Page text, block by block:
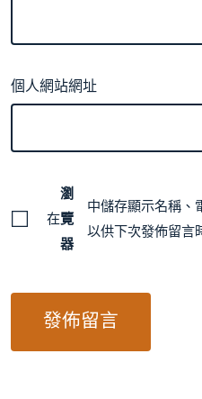
個人網站網址
在
瀏
覽
器
中儲存顯示名稱、
以供下次發佈留言